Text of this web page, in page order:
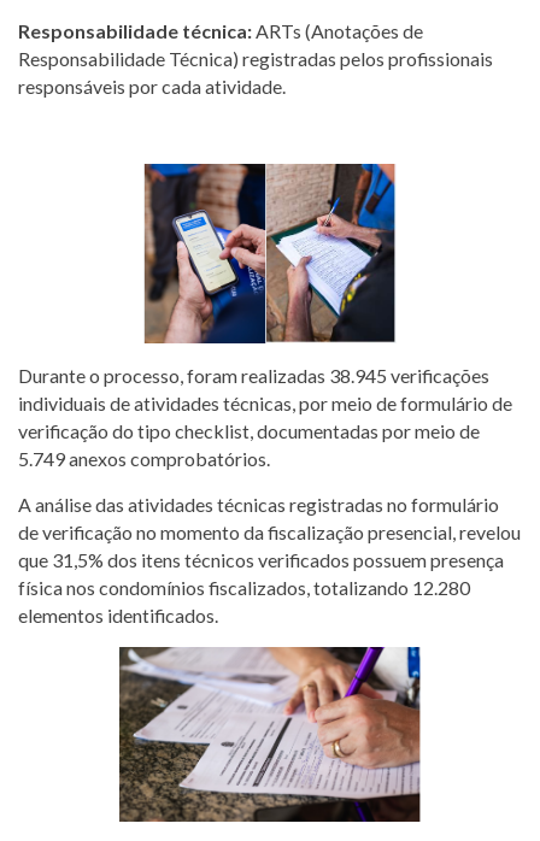
Responsabilidade técnica: ARTs (Anotações de
Responsabilidade Técnica) registradas pelos profissionais
responsáveis por cada atividade.
Durante o processo, foram realizadas 38.945 verificações
individuais de atividades técnicas, por meio de formulário de
verificação do tipo checklist, documentadas por meio de
5.749 anexos comprobatórios.
A análise das atividades técnicas registradas no formulário
de verificação no momento da fiscalização presencial, revelou
que 31,5% dos itens técnicos verificados possuem presença
física nos condomínios fiscalizados, totalizando 12.280
elementos identificados.